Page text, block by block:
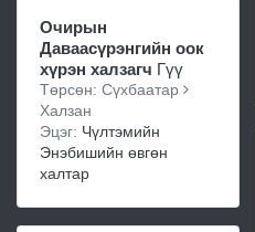
Очирын
Даваасүрэнгийн оок
хүрэн халзагч Гүү
Төрсөн: Сүхбаатар
Халзан
Эцэг: Чүлтэмийн
Энэбишийн өвгөн
халтар